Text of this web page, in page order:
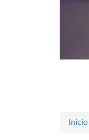
Inicio